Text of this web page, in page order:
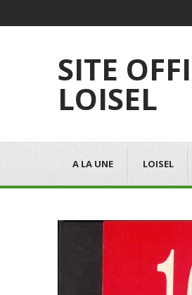
SITE
LOISEL
A LA UNE LOISEL